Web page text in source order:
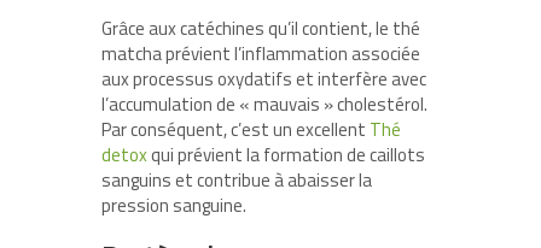
Grâce aux catéchines qu’il contient, le thé
matcha prévient l’inflammation associée
aux processus oxydatifs et interfère avec
l’accumulation de « mauvais » cholestérol.
Par conséquent, c’est un excellent Thé
detoxqui prévient la formation de caillots
sanguins et contribue à abaisser la
pression sanguine.